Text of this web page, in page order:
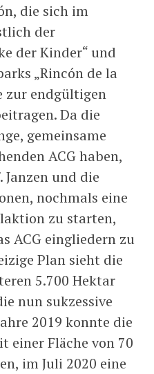
die sich im
der
der Kinder“ und
„Rincón de la
zur endgültigen
Da die
gemeinsame
ACG haben,
Janzen und die
nochmals eine
zu starten,
ACG eingliedern zu
Plan sieht die
5.700 Hektar
nun sukzessive
2019 konnte die
einer Fläche von 70
im Juli 2020 eine